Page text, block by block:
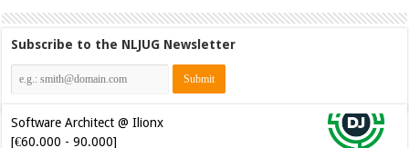
Subscribe to the NLJUG Newsletter
Software Architect @ Ilionx
[€60.000 - 90.000]